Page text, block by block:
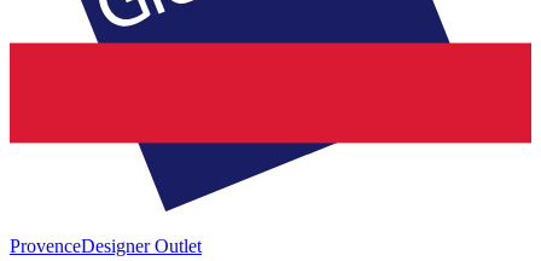
ProvenceDesigner Outlet